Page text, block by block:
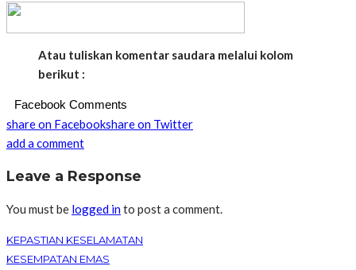
Atau tuliskan komentar saudara melalui kolom
berikut :
Facebook Comments
share on Facebookshare on Twitter
add a comment
Leave a Response
You must be logged into post a comment.
KEPASTIAN KESELAMATAN
KESEMPATAN EMAS